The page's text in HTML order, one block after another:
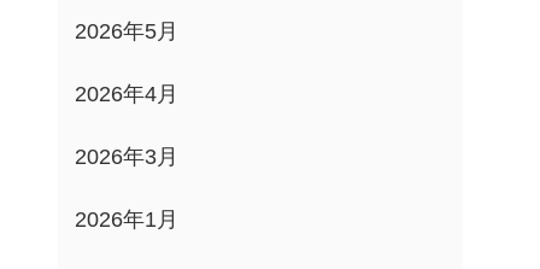
2026年5月
2026年4月
2026年3月
2026年1月